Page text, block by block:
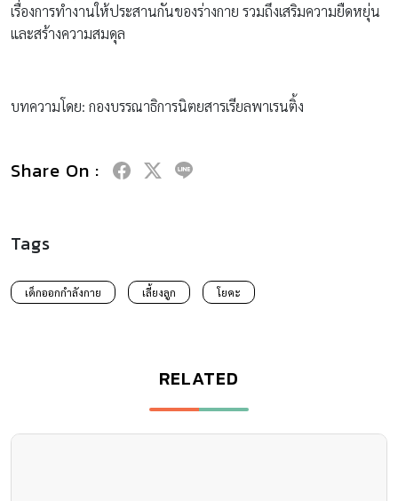
เรื่องการทำงานให้ประสานกันของร่างกาย รวมถึงเสริมความยืดหยุ่น
และสร้างความสมดุล
บทความโดย: กองบรรณาธิการนิตยสารเรียลพาเรนติ้ง
Share On :
Tags
เด็กออกกำลังกาย เลี้ยงลูก โยคะ
RELATED